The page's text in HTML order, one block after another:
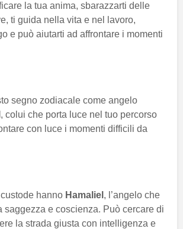
la tua anima, sbarazzarti delle
ti guida nella vita e nel lavoro,
e può aiutarti ad affrontare i momenti
segno zodiacale come angelo
, colui che porta luce nel tuo percorso
con luce i momenti difficili da
custode hanno Hamaliel , l’angelo che
saggezza e coscienza. Può cercare di
la strada giusta con intelligenza e